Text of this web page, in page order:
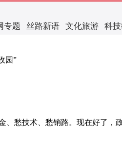
专题 丝路新语 文化旅游 科
园”
愁技术、愁销路。现在好了，